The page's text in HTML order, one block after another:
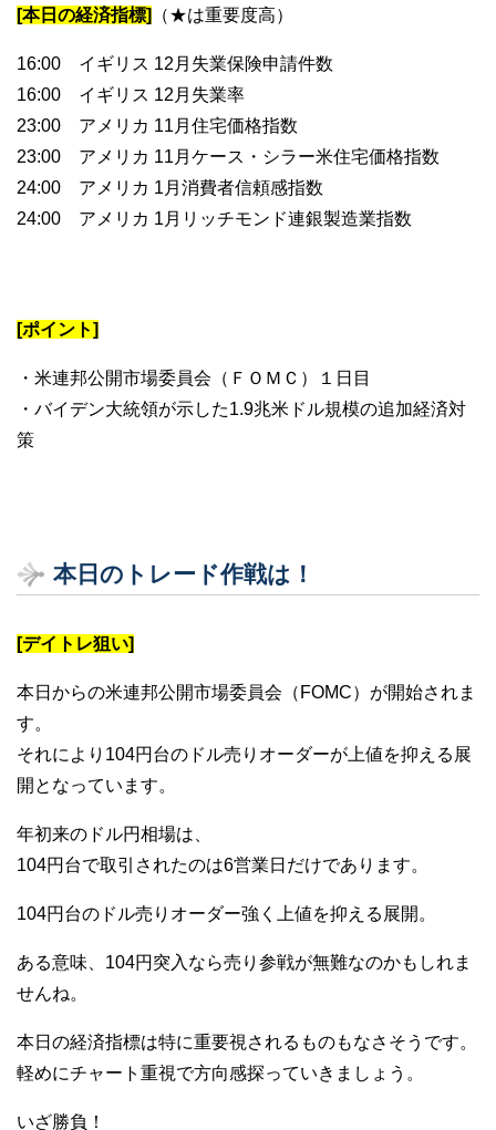
[本日の経済指標] （★は重要度高）
16:00 イギリス 12月失業保険申請件数
16:00 イギリス 12月失業率
23:00 アメリカ 11月住宅価格指数
23:00 アメリカ 11月ケース・シラー米住宅価格指数
24:00 アメリカ 1月消費者信頼感指数
24:00 アメリカ 1月リッチモンド連銀製造業指数
[ポイント]
・米連邦公開市場委員会（ＦＯＭＣ）１日目
・バイデン大統領が示した1.9兆米ドル規模の追加経済対
策
本日のトレード作戦は！
[デイトレ狙い]
本日からの米連邦公開市場委員会（FOMC）が開始されま
す。
それにより104円台のドル売りオーダーが上値を抑える展
開となっています。
年初来のドル円相場は、
104円台で取引されたのは6営業日だけであります。
104円台のドル売りオーダー強く上値を抑える展開。
ある意味、104円突入なら売り参戦が無難なのかもしれま
せんね。
本日の経済指標は特に重要視されるものもなさそうです。
軽めにチャート重視で方向感探っていきましょう。
いざ勝負！